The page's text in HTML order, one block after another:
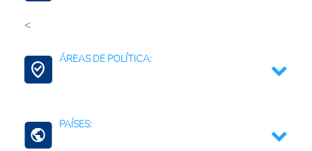
<
Multisectorial
ÁREAS DE POLÍTICA:
Agricultura Regenerativa y Resiliente
Agua para la agricultura
PAÍSES: